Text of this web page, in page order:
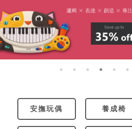
安撫玩偶 養成椅